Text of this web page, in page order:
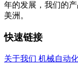
年的发展，我们的
美洲。
快速链接
关于我们 机械自动